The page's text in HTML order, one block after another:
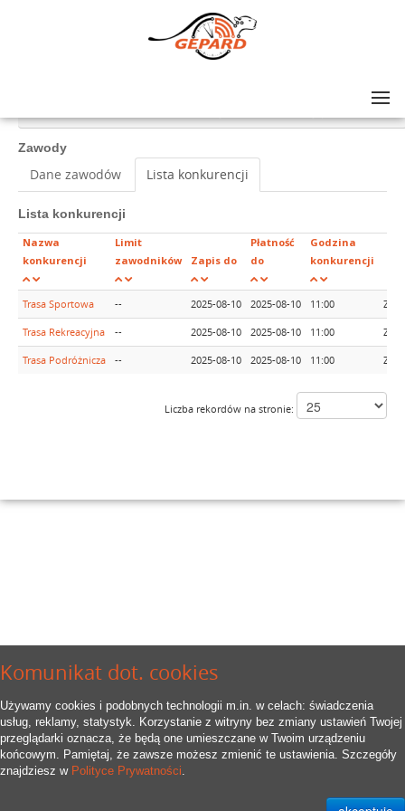
Komunikat dot. cookies
Używamy cookies i podobnych technologii m.in. w celach: świadczenia
usług, reklamy, statystyk. Korzystanie z witryny bez zmiany ustawień Twojej
przeglądarki oznacza, że będą one umieszczane w Twoim urządzeniu
końcowym. Pamiętaj, że zawsze możesz zmienić te ustawienia. Szczegóły
znajdziesz w Polityce Prywatności.
Zawody
Dane zawodów Lista konkurencji
Lista konkurencji
Nazwa
konkurencji
Limit
zawodników
Zapis do
Płatność
do
Godzina
konkurencji
Trasa Sportowa -- 2025-08-10 2025-08-10 11:00
Trasa Rekreacyjna -- 2025-08-10 2025-08-10 11:00
Trasa Podróżnicza -- 2025-08-10 2025-08-10 11:00
Liczba rekordów na stronie: